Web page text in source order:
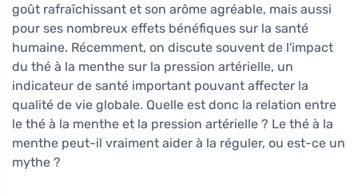
goût rafraîchissant et son arôme agréable, mais aussi
pour ses nombreux effets bénéfiques sur la santé
humaine. Récemment, on discute souvent de l'impact
du thé à la menthe sur la pression artérielle, un
indicateur de santé important pouvant affecter la
qualité de vie globale. Quelle est donc la relation entre
le thé à la menthe et la pression artérielle ? Le thé à la
menthe peut-il vraiment aider à la réguler, ou est-ce un
mythe ?